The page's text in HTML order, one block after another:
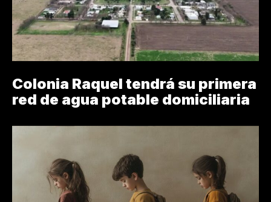
Colonia Raquel tendrá su primera
red de agua potable domiciliaria